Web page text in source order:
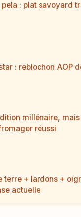
pela : plat savoyard
: reblochon AOP
millénaire, mais
réussi
terre + lardons +
actuelle